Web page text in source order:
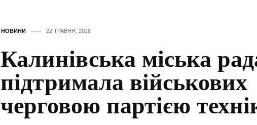
НОВИНИ 22 ТРАВНЯ, 2026
Калинівська міська
підтримала військових
черговою партією